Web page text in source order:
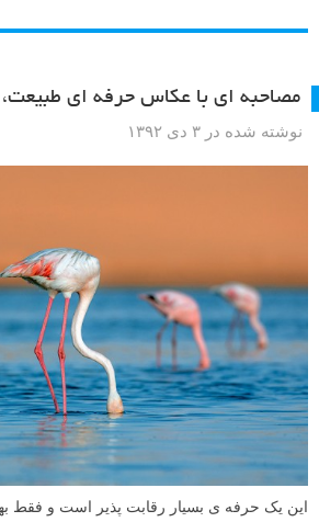
مصاحبه ای با عکاس حرفه ای طبیعت،
نوشته شده در ۳ دی ۱۳۹۲
این یک حرفه ی بسیار رقابت پذیر است و فقط